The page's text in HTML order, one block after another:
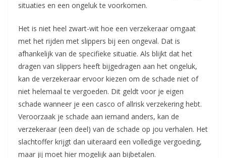
situaties en een ongeluk te voorkomen.
Het is niet heel zwart-wit hoe een verzekeraar omgaat
met het rijden met slippers bij een ongeval. Dat is
afhankelijk van de specifieke situatie. Als blijkt dat het
dragen van slippers heeft bijgedragen aan het ongeluk,
kan de verzekeraar ervoor kiezen om de schade niet of
niet helemaal te vergoeden. Dit geldt voor je eigen
schade wanneer je een casco of allrisk verzekering hebt.
Veroorzaak je schade aan iemand anders, kan de
verzekeraar (een deel) van de schade op jou verhalen. Het
slachtoffer krijgt dan uiteraard een volledige vergoeding,
maar jij moet hier mogelijk aan bijbetalen.